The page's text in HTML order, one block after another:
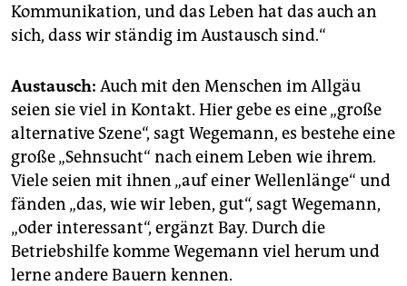
Kommunikation, und das Leben hat das auch an
sich, dass wir ständig im Austausch sind.“
Austausch: Auch mit den Menschen im Allgäu
seien sie viel in Kontakt. Hier gebe es eine „große
alternative Szene“, sagt Wegemann, es bestehe eine
große „Sehnsucht“ nach einem Leben wie ihrem.
Viele seien mit ihnen „auf einer Wellenlänge“ und
fänden „das, wie wir leben, gut“, sagt Wegemann,
„oder interessant“, ergänzt Bay. Durch die
Betriebshilfe komme Wegemann viel herum und
lerne andere Bauern kennen.